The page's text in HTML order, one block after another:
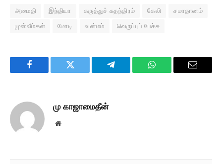
அமைதி இந்தியா கருத்துச் சுதந்திரம் கேலி சமாதானம்
முஸ்லீம்கள் மோடி வன்மம் வெருப்புப் பேச்சு
Facebook Twitter Telegram WhatsApp Email
மு காஜாமைதீன்
Website